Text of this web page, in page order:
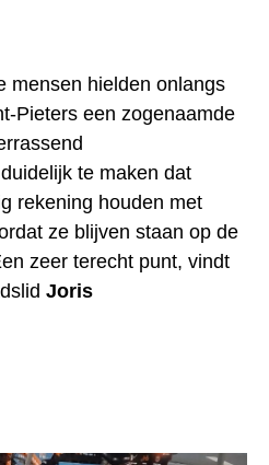
mensen hielden onlangs
Pieters een zogenaamde
duidelijk te maken dat
rekening houden met
ze blijven staan op de
zeer terecht punt, vindt
Joris